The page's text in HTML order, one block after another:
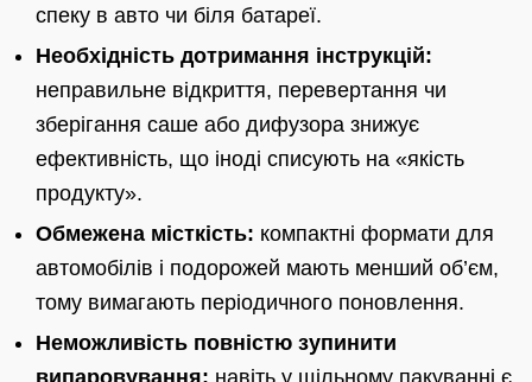
спеку в авто чи біля батареї.
Необхідність дотримання інструкцій:
неправильне відкриття, перевертання чи
зберігання саше або дифузора знижує
ефективність, що іноді списують на «якість
продукту».
Обмежена місткість: компактні формати для
автомобілів і подорожей мають менший об’єм,
тому вимагають періодичного поновлення.
Неможливість повністю зупинити